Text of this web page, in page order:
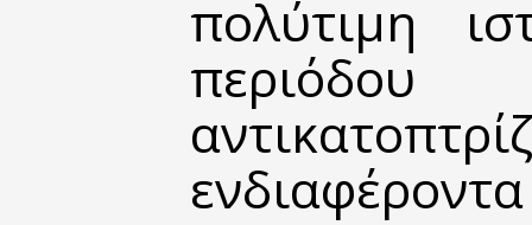
πολύτιμη